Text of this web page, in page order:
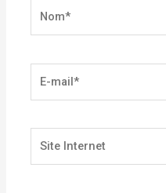
mail*
Internet